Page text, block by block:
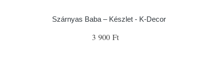
Szárnyas Baba – Készlet - K-Decor
3 900 Ft